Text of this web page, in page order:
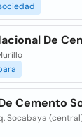
De
Cemento
Socabaya